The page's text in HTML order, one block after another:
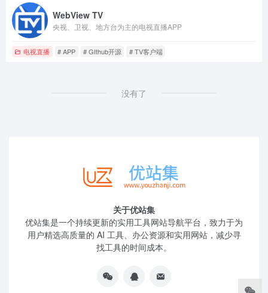
WebView TV
央视、卫视、地方台为主的电视直播APP
电视直播 # APP # GIthub开源 # TV客户端
没有了
关于优站集
优站集是一个持续更新的实用工具网站导航平台，致力于为
用户精选高质量的 AI 工具、办公资源和实用网站，减少寻
找工具的时间成本。